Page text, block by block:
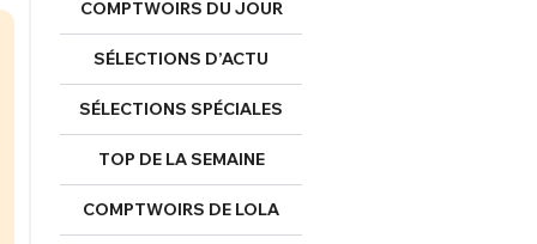
COMPTWOIRS DU JOUR
SÉLECTIONS D’ACTU
SÉLECTIONS SPÉCIALES
TOP DE LA SEMAINE
COMPTWOIRS DE LOLA